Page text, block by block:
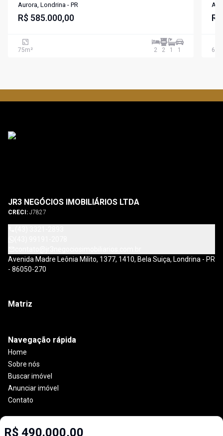
Mirador com 2 dormitórios no Aurora
Aurora, Londrina - PR
R$ 585.000,00
75m² 2 2 1 1 64
R$ 490.000,00
JR3 NEGÓCIOS IMOBILIÁRIOS LTDA
CRECI: J7827
Avenida Madre Leônia Milito, 1377, 1410, Bela Suiça, Londrina - PR
- 86050-270
Matriz
Navegação rápida
Home
Sobre nós
Buscar imóvel
Anunciar imóvel
Contato